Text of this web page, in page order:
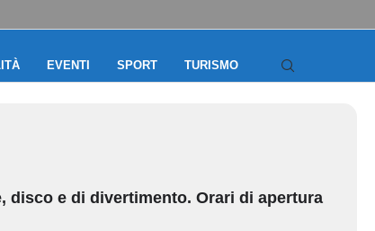
EVENTI SPORT TURISMO
disco e di divertimento. Orari di apertura